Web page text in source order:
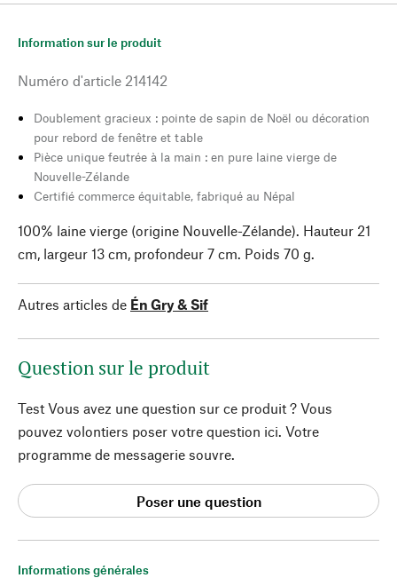
Informations générales
Information sur le produit
Numéro d'article 214142
Doublement gracieux : pointe de sapin de Noël ou décoration
pour rebord de fenêtre et table
Pièce unique feutrée à la main : en pure laine vierge de
Nouvelle-Zélande
Certifié commerce équitable, fabriqué au Népal
100% laine vierge (origine Nouvelle-Zélande). Hauteur 21
cm, largeur 13 cm, profondeur 7 cm. Poids 70 g.
Autres articles de Én Gry & Sif
Question sur le produit
Test Vous avez une question sur ce produit ? Vous
pouvez volontiers poser votre question ici. Votre
programme de messagerie souvre.
Poser une question